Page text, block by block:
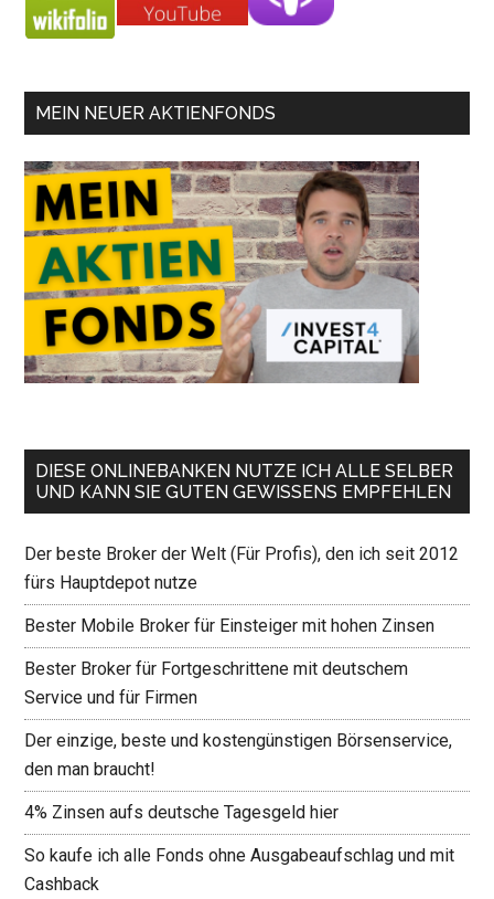
MEIN NEUER AKTIENFONDS
DIESE ONLINEBANKEN NUTZE ICH ALLE SELBER
UND KANN SIE GUTEN GEWISSENS EMPFEHLEN
Der beste Broker der Welt (Für Profis), den ich seit 2012
fürs Hauptdepot nutze
Bester Mobile Broker für Einsteiger mit hohen Zinsen
Bester Broker für Fortgeschrittene mit deutschem
Service und für Firmen
Der einzige, beste und kostengünstigen Börsenservice,
den man braucht!
4% Zinsen aufs deutsche Tagesgeld hier
So kaufe ich alle Fonds ohne Ausgabeaufschlag und mit
Cashback